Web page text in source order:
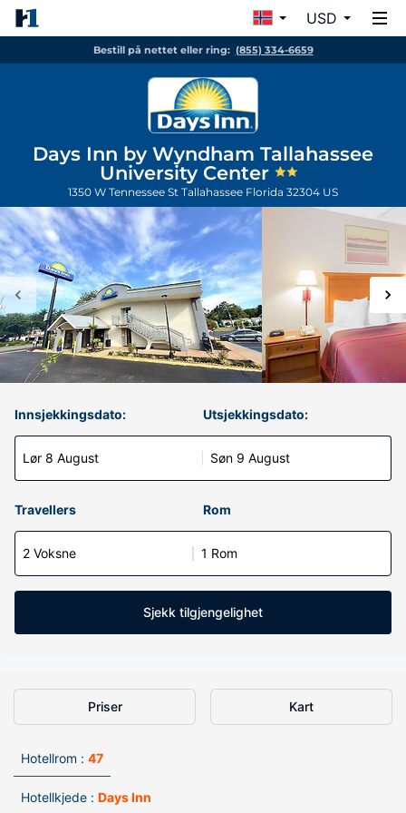
USD
Bestill på nettet eller ring: (855) 334-6659
Days Inn by Wyndham Tallahassee
University Center
1350 W Tennessee St Tallahassee Florida 32304 US
Innsjekkingsdato:
Lør 8 August
Utsjekkingsdato:
Søn 9 August
Travellers Rom
2 Voksne 1 Rom
Sjekk tilgjengelighet
Priser Kart
Hotellrom : 47
Hotellkjede : Days Inn